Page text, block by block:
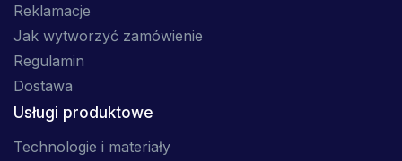
Reklamacje
Jak wytworzyć zamówienie
Regulamin
Dostawa
Usługi produktowe
Technologie i materiały